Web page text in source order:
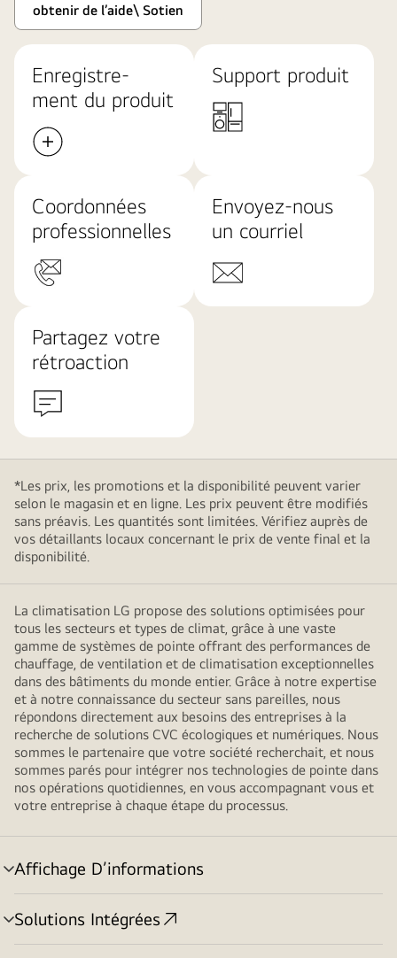
obtenir de l’aide\ Sotien​
Enregistre-
ment du produit
Support produit
Coordonnées
professionnelles
Envoyez-nous
un courriel
Partagez votre
rétroaction
*Les prix, les promotions et la disponibilité peuvent varier
selon le magasin et en ligne. Les prix peuvent être modifiés
sans préavis. Les quantités sont limitées. Vérifiez auprès de
vos détaillants locaux concernant le prix de vente final et la
disponibilité.
La climatisation LG propose des solutions optimisées pour
tous les secteurs et types de climat, grâce à une vaste
gamme de systèmes de pointe offrant des performances de
chauffage, de ventilation et de climatisation exceptionnelles
dans des bâtiments du monde entier. Grâce à notre expertise
et à notre connaissance du secteur sans pareilles, nous
répondons directement aux besoins des entreprises à la
recherche de solutions CVC écologiques et numériques. Nous
sommes le partenaire que votre société recherchait, et nous
sommes parés pour intégrer nos technologies de pointe dans
nos opérations quotidiennes, en vous accompagnant vous et
votre entreprise à chaque étape du processus.
Affichage D’informations
menu
basculement
Solutions Intégrées
menu
basculement